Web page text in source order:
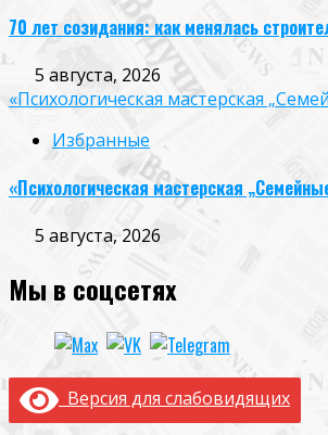
70 лет созидания: как менялась
5 августа, 2026
«Психологическая мастерская
Избранные
«Психологическая мастерская
5 августа, 2026
Мы в соцсетях
Версия для слабовидящих